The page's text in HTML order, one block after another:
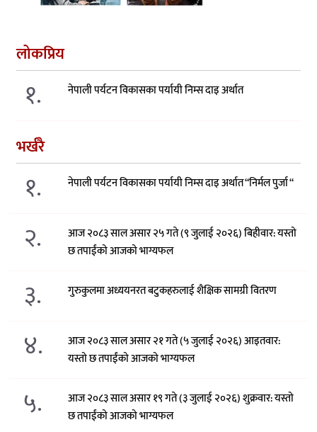
लोकप्रिय
१. नेपाली पर्यटन विकासका पर्यायी निम्स दाइ अर्थात
भर्खरै
१. नेपाली पर्यटन विकासका पर्यायी निम्स दाइ अर्थात “निर्मल पुर्जा “
२.
आज २०८३ साल असार २५ गते (९ जुलाई २०२६) बिहीवार: यस्तो
छ तपाईंको आजको भाग्यफल
३. गुरुकुलमा अध्ययनरत बटुकहरुलाई शैक्षिक सामग्री वितरण
४.
आज २०८३ साल असार २१ गते (५ जुलाई २०२६) आइतवार:
यस्तो छ तपाईंको आजको भाग्यफल
५.
आज २०८३ साल असार १९ गते (३ जुलाई २०२६) शुक्रवार: यस्तो
छ तपाईंको आजको भाग्यफल